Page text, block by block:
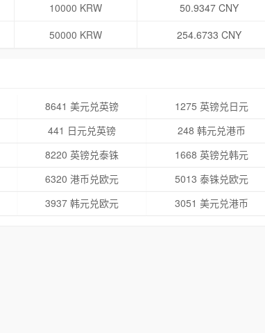
10000 KRW
50.9347 CNY
50000 KRW 254.6733 CNY
8641 美元兑英镑
1275 英镑兑日元
441 日元兑英镑
248 韩元兑港币
8220 英镑兑泰铢
1668 英镑兑韩元
6320 港币兑欧元
5013 泰铢兑欧元
3937 韩元兑欧元 3051 美元兑港币